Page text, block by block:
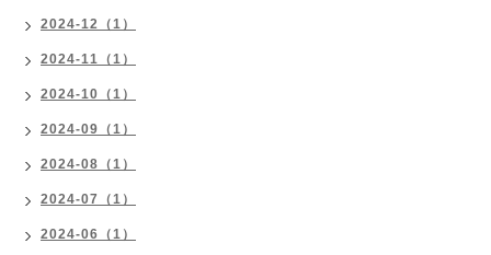
2024-12（1）
2024-11（1）
2024-10（1）
2024-09（1）
2024-08（1）
2024-07（1）
2024-06（1）